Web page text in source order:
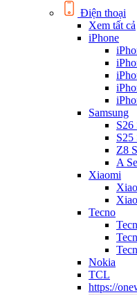
Điện thoại
Xem tất cả
iPhone
Samsung
S26
S25
Z8
A
Xiaomi
Tecno
Nokia
TCL
https://